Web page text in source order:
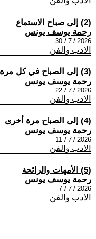
(2) إلى صباح الاستماع
رحمة يوسف يونس
2026 / 7 / 30
الادب والفن
(3) إلى الصباح في كل مرة
رحمة يوسف يونس
2026 / 7 / 22
الادب والفن
(4) إلى الصباح مرة أخرى
رحمة يوسف يونس
2026 / 7 / 11
الادب والفن
(5) الأمهات والرائحة
رحمة يوسف يونس
2026 / 7 / 7
الادب والفن